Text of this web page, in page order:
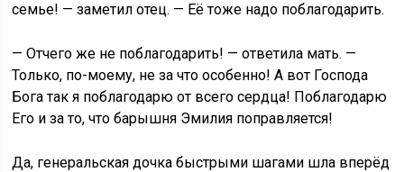
семье! — заметил отец. — Её тоже надо поблагодарить.
— Отчего же не поблагодарить! — ответила мать. —
Только, по-моему, не за что особенно! А вот Господа
Бога так я поблагодарю от всего сердца! Поблагодарю
Его и за то, что барышня Эмилия поправляется!
Да, генеральская дочка быстрыми шагами шла вперёд